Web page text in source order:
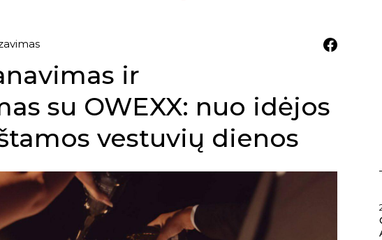
ir
su OWEXX: nuo idėjos
vestuvių dienos